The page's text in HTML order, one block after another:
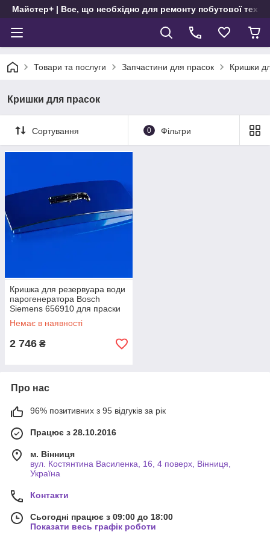
Майстер+ | Все, що необхідно для ремонту побутової
Товари та послуги Запчастини для прасок Кришки
Кришки для прасок
Сортування 0 Фільтри
Кришка для резервуара води
парогенератора Bosch
Siemens 656910 для праски
Немає в наявності
2 746 ₴
Про нас
96% позитивних з 95 відгуків за рік
Працює з 28.10.2016
м. Вінниця
вул. Костянтина Василенка, 16, 4 поверх, Вінниця,
Україна
Контакти
Сьогодні працює з 09:00 до 18:00
Показати весь графік роботи